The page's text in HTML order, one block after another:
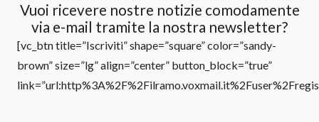
Vuoi ricevere nostre notizie comodamente
via e-mail tramite la nostra newsletter?
[vc_btn title=”Iscriviti” shape=”square” color=”sandy-
brown” size=”lg” align=”center” button_block=”true”